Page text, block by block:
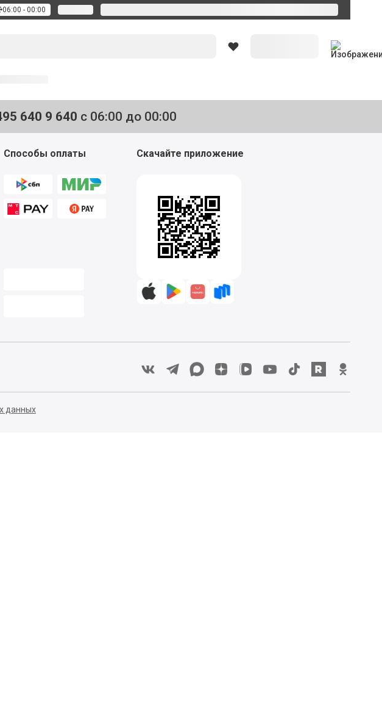
06:00 - 00:00
640 9 640 с 06:00 до 00:00
Способы оплаты Скачайте приложение
данных